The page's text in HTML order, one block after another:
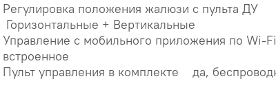
Регулировка положения жалюзи с пульта ДУ
Горизонтальные + Вертикальные
Управление c мобильного приложения по
встроенное
Пульт управления в комплекте да,